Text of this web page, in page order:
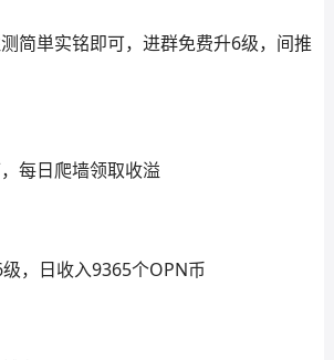
简単实铭即可，进群免费升6级，间推
每日爬墙领取收溢
，日收入9365个OPN币